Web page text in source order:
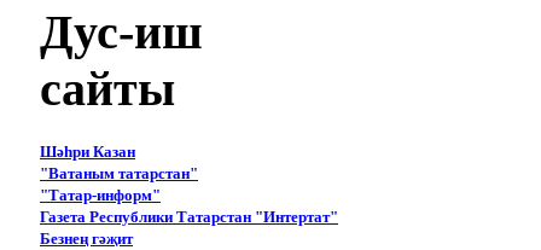
Дус-иш
сайты
Шәһри Казан
"Ватаным татарстан"
"Татар-информ"
Газета Республики Татарстан "Интертат"
Безнең гәҗит